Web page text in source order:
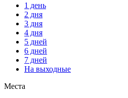
1 день
2 дня
3 дня
4 дня
5 дней
6 дней
7 дней
На выходные
Места